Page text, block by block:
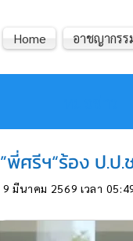
Home อาชญากรร
”พี่ศรีฯ“ร้อง ป.
9 มีนาคม 2569 เวลา